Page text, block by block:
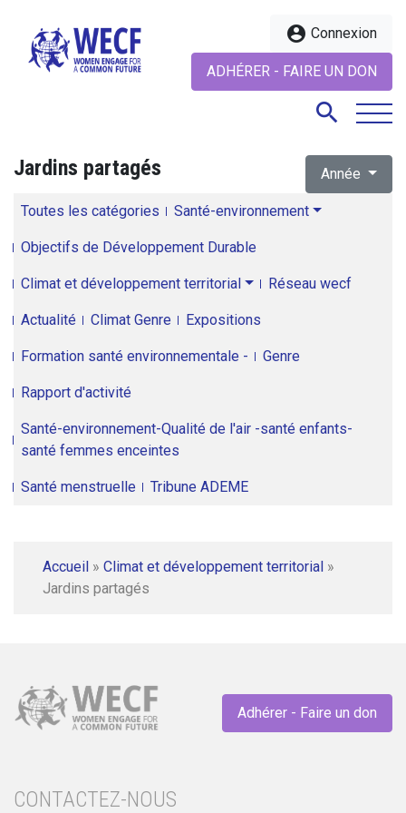
account_circle Connexion
ADHÉRER - FAIRE UN DON
search
Jardins partagés Année
Toutes les catégories Santé-environnement
Objectifs de Développement Durable
Climat et développement territorial Réseau wecf
Actualité Climat Genre Expositions
Formation santé environnementale - Genre
Rapport d'activité
Santé-environnement-Qualité de l'air -santé enfants-
santé femmes enceintes
Santé menstruelle Tribune ADEME
Accueil » Climat et développement territorial »
Jardins partagés
Adhérer - Faire un don
CONTACTEZ-NOUS